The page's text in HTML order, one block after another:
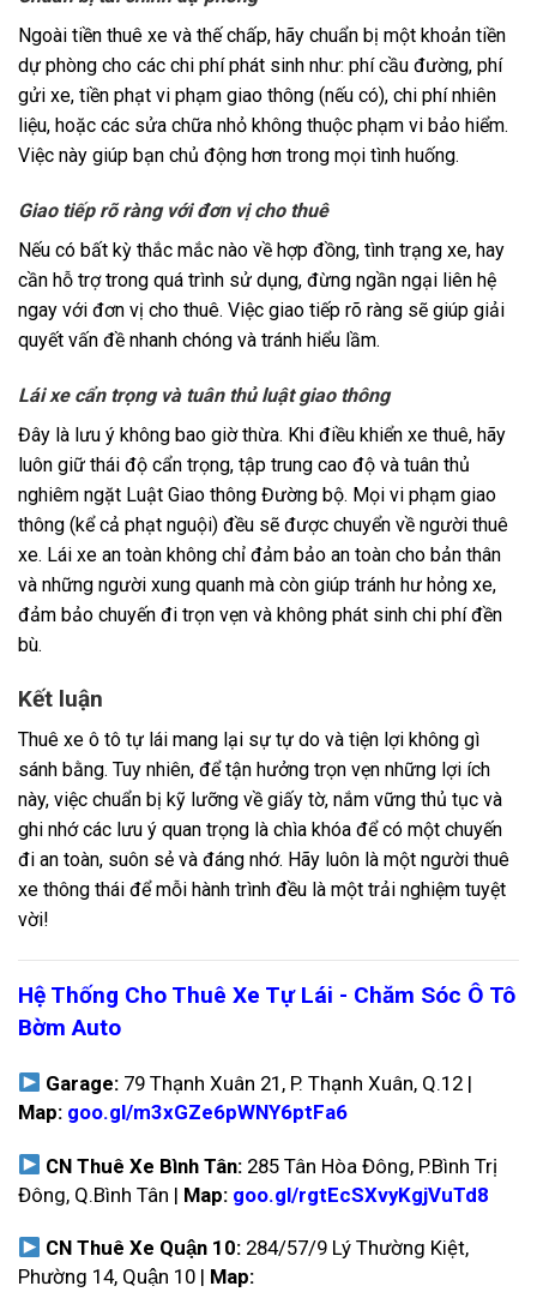
Ngoài tiền thuê xe và thế chấp, hãy chuẩn bị một khoản tiền
dự phòng cho các chi phí phát sinh như: phí cầu đường, phí
gửi xe, tiền phạt vi phạm giao thông (nếu có), chi phí nhiên
liệu, hoặc các sửa chữa nhỏ không thuộc phạm vi bảo hiểm.
Việc này giúp bạn chủ động hơn trong mọi tình huống.
Giao tiếp rõ ràng với đơn vị cho thuê
Nếu có bất kỳ thắc mắc nào về hợp đồng, tình trạng xe, hay
cần hỗ trợ trong quá trình sử dụng, đừng ngần ngại liên hệ
ngay với đơn vị cho thuê. Việc giao tiếp rõ ràng sẽ giúp giải
quyết vấn đề nhanh chóng và tránh hiểu lầm.
Lái xe cẩn trọng và tuân thủ luật giao thông
Đây là lưu ý không bao giờ thừa. Khi điều khiển xe thuê, hãy
luôn giữ thái độ cẩn trọng, tập trung cao độ và tuân thủ
nghiêm ngặt Luật Giao thông Đường bộ. Mọi vi phạm giao
thông (kể cả phạt nguội) đều sẽ được chuyển về người thuê
xe. Lái xe an toàn không chỉ đảm bảo an toàn cho bản thân
và những người xung quanh mà còn giúp tránh hư hỏng xe,
đảm bảo chuyến đi trọn vẹn và không phát sinh chi phí đền
bù.
Kết luận
Thuê xe ô tô tự lái mang lại sự tự do và tiện lợi không gì
sánh bằng. Tuy nhiên, để tận hưởng trọn vẹn những lợi ích
này, việc chuẩn bị kỹ lưỡng về giấy tờ, nắm vững thủ tục và
ghi nhớ các lưu ý quan trọng là chìa khóa để có một chuyến
đi an toàn, suôn sẻ và đáng nhớ. Hãy luôn là một người thuê
xe thông thái để mỗi hành trình đều là một trải nghiệm tuyệt
vời!
Hệ Thống Cho Thuê Xe Tự Lái - Chăm Sóc Ô Tô
Bờm Auto
Garage: 79 Thạnh Xuân 21, P. Thạnh Xuân, Q.12 |
Map: goo.gl/m3xGZe6pWNY6ptFa6
CN Thuê Xe Bình Tân: 285 Tân Hòa Đông, P.Bình Trị
Đông, Q.Bình Tân | Map: goo.gl/rgtEcSXvyKgjVuTd8
CN Thuê Xe Quận 10: 284/57/9 Lý Thường Kiệt,
Phường 14, Quận 10 | Map: